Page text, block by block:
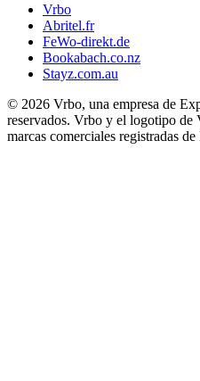
Vrbo
Abritel.fr
FeWo-direkt.de
Bookabach.co.nz
Stayz.com.au
© 2026 Vrbo, una empresa de
reservados. Vrbo y el logotipo de
marcas comerciales registradas